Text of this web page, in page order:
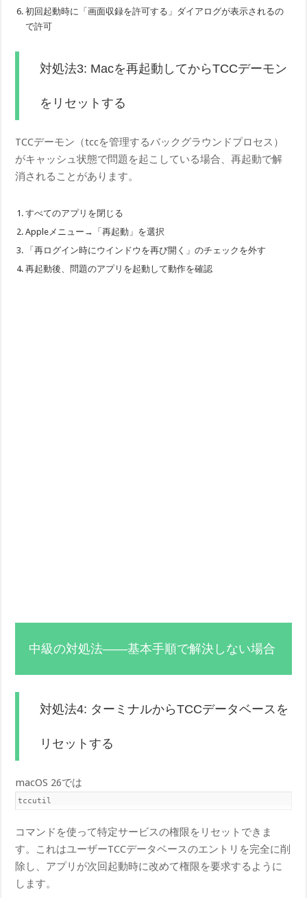
初回起動時に「画面収録を許可する」ダイアログが表示されるの
で許可
対処法3: Macを再起動してからTCCデーモン
をリセットする
TCCデーモン（tccを管理するバックグラウンドプロセス）
がキャッシュ状態で問題を起こしている場合、再起動で解
消されることがあります。
すべてのアプリを閉じる
Appleメニュー→「再起動」を選択
「再ログイン時にウインドウを再び開く」のチェックを外す
再起動後、問題のアプリを起動して動作を確認
中級の対処法——基本手順で解決しない場合
対処法4: ターミナルからTCCデータベースを
リセットする
macOS 26では
tccutil
コマンドを使って特定サービスの権限をリセットできま
す。これはユーザーTCCデータベースのエントリを完全に削
除し、アプリが次回起動時に改めて権限を要求するように
します。